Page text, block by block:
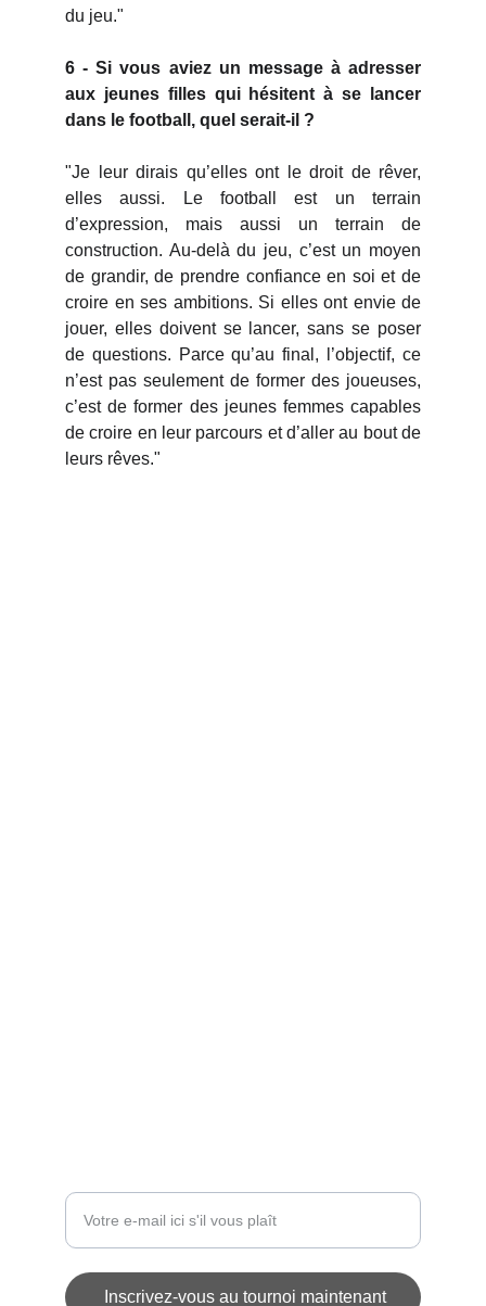
du jeu."
6 - Si vous aviez un message à adresser
aux jeunes filles qui hésitent à se lancer
dans le football, quel serait-il ?
"Je leur dirais qu’elles ont le droit de rêver,
elles aussi. Le football est un terrain
d’expression, mais aussi un terrain de
construction. Au-delà du jeu, c’est un moyen
de grandir, de prendre confiance en soi et de
croire en ses ambitions. Si elles ont envie de
jouer, elles doivent se lancer, sans se poser
de questions. Parce qu’au final, l’objectif, ce
n’est pas seulement de former des joueuses,
c’est de former des jeunes femmes capables
de croire en leur parcours et d’aller au bout de
leurs rêves."
Inscrivez-vous au tournoi maintenant